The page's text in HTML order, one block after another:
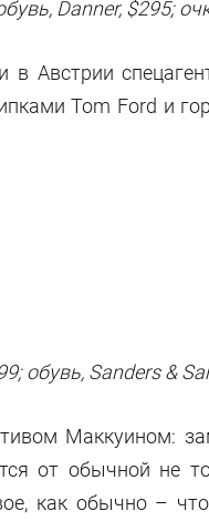
Danner, $295;
Австрии
Tom Ford и
обувь, Sanders &
Маккуином:
от обычной не
как обычно –